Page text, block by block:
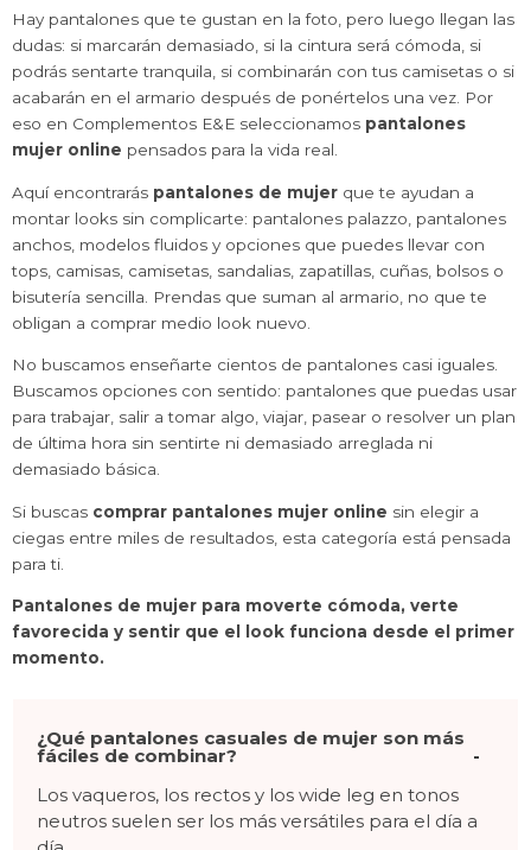
Hay pantalones que te gustan en la foto, pero luego llegan las
dudas: si marcarán demasiado, si la cintura será cómoda, si
podrás sentarte tranquila, si combinarán con tus camisetas o si
acabarán en el armario después de ponértelos una vez. Por
eso en Complementos E&E seleccionamos pantalones
mujer online pensados para la vida real.
Aquí encontrarás pantalones de mujer que te ayudan a
montar looks sin complicarte: pantalones palazzo, pantalones
anchos, modelos fluidos y opciones que puedes llevar con
tops, camisas, camisetas, sandalias, zapatillas, cuñas, bolsos o
bisutería sencilla. Prendas que suman al armario, no que te
obligan a comprar medio look nuevo.
No buscamos enseñarte cientos de pantalones casi iguales.
Buscamos opciones con sentido: pantalones que puedas usar
para trabajar, salir a tomar algo, viajar, pasear o resolver un plan
de última hora sin sentirte ni demasiado arreglada ni
demasiado básica.
Si buscas comprar pantalones mujer online sin elegir a
ciegas entre miles de resultados, esta categoría está pensada
para ti.
Pantalones de mujer para moverte cómoda, verte
favorecida y sentir que el look funciona desde el primer
momento.
¿Qué pantalones casuales de mujer son más
fáciles de combinar?
Los vaqueros, los rectos y los wide leg en tonos
neutros suelen ser los más versátiles para el día a